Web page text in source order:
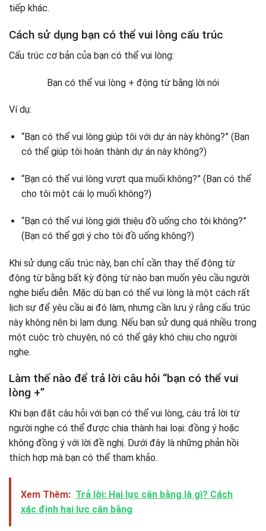
tiếp khác.
Cách sử dụng bạn có thể vui lòng cấu trúc
Cấu trúc cơ bản của bạn có thể vui lòng:
Bạn có thể vui lòng + động từ bằng lời nói
Ví dụ:
“Bạn có thể vui lòng giúp tôi với dự án này không?” (Bạn
có thể giúp tôi hoàn thành dự án này không?)
“Bạn có thể vui lòng vượt qua muối không?” (Bạn có thể
cho tôi một cái lọ muối không?)
“Bạn có thể vui lòng giới thiệu đồ uống cho tôi không?”
(Bạn có thể gợi ý cho tôi đồ uống không?)
Khi sử dụng cấu trúc này, bạn chỉ cần thay thế động từ
động từ bằng bất kỳ động từ nào bạn muốn yêu cầu người
nghe biểu diễn. Mặc dù bạn có thể vui lòng là một cách rất
lịch sự để yêu cầu ai đó làm, nhưng cần lưu ý rằng cấu trúc
này không nên bị lạm dụng. Nếu bạn sử dụng quá nhiều trong
một cuộc trò chuyện, nó có thể gây khó chịu cho người
nghe.
Làm thế nào để trả lời câu hỏi “bạn có thể vui
lòng +”
Khi bạn đặt câu hỏi với bạn có thể vui lòng, câu trả lời từ
người nghe có thể được chia thành hai loại: đồng ý hoặc
không đồng ý với lời đề nghị. Dưới đây là những phản hồi
thích hợp mà bạn có thể tham khảo.
Xem Thêm: Trả lời: Hai lực cân bằng là gì? Cách
xác định hai lực cân bằng